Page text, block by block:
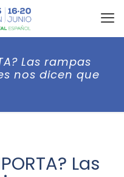
Las rampas
nos dicen que
Las